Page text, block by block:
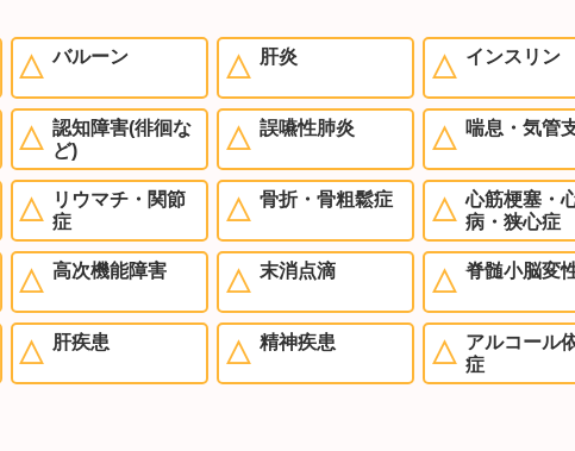
バルーン 肝炎 インスリン
認知障害(徘徊な
ど)
誤嚥性肺炎 喘息・気管
リウマチ・関節
症
骨折・骨粗鬆症
心筋梗塞・
病・狭心症
高次機能障害 末消点滴 脊髄小脳変
肝疾患 精神疾患
アルコール
症